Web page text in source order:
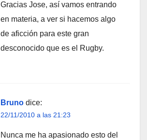
Gracias Jose, así vamos entrando
en materia, a ver si hacemos algo
de aficción para este gran
desconocido que es el Rugby.
Bruno dice:
22/11/2010 a las 21:23
Nunca me ha apasionado esto del